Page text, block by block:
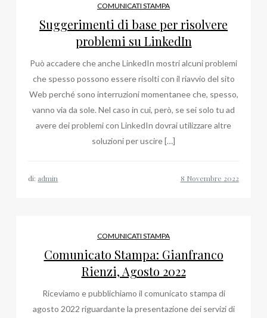
COMUNICATI STAMPA
Suggerimenti di base per risolvere
problemi su LinkedIn
Può accadere che anche LinkedIn mostri alcuni problemi
che spesso possono essere risolti con il riavvio del sito
Web perché sono interruzioni momentanee che, spesso,
vanno via da sole. Nel caso in cui, però, se sei solo tu ad
avere dei problemi con LinkedIn dovrai utilizzare altre
soluzioni per uscire […]
di: admin
COMUNICATI STAMPA
Comunicato Stampa: Gianfranco
Rienzi, Agosto 2022
Riceviamo e pubblichiamo il comunicato stampa di
agosto 2022 riguardante la presentazione dei servizi di